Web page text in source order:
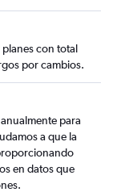
con total
por cambios.
para
a que la
en datos que